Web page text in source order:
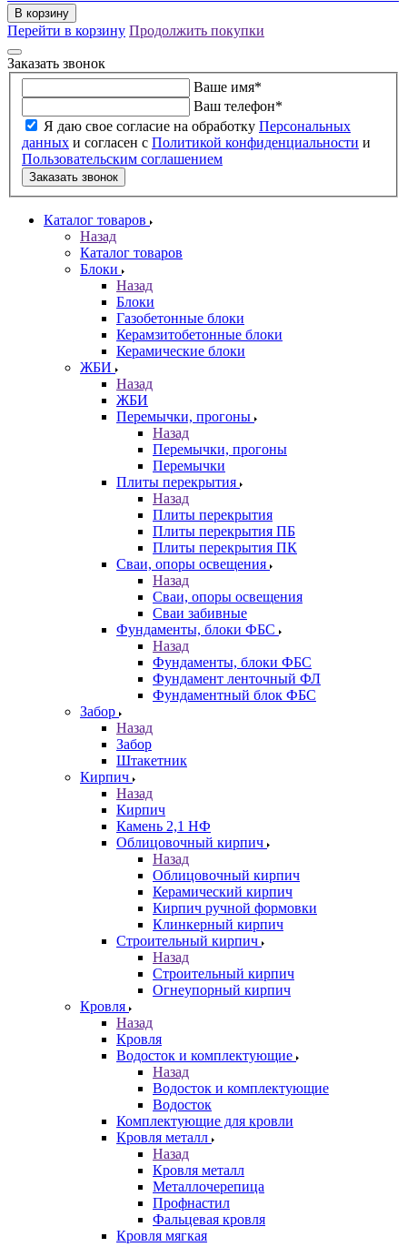
В корзину
Перейти в корзину Продолжить покупки
Заказать звонок
Ваше имя*
Ваш телефон*
Я даю свое согласие на обработку Персональных
данных и согласен с Политикой конфиденциальности и
Пользовательским соглашением
Заказать звонок
Каталог товаров
Назад
Каталог товаров
Блоки
Назад
Блоки
Газобетонные блоки
Керамзитобетонные блоки
Керамические блоки
ЖБИ
Назад
ЖБИ
Перемычки, прогоны
Назад
Перемычки, прогоны
Перемычки
Плиты перекрытия
Назад
Плиты перекрытия
Плиты перекрытия ПБ
Плиты перекрытия ПК
Сваи, опоры освещения
Назад
Сваи, опоры освещения
Сваи забивные
Фундаменты, блоки ФБС
Назад
Фундаменты, блоки ФБС
Фундамент ленточный ФЛ
Фундаментный блок ФБС
Забор
Назад
Забор
Штакетник
Кирпич
Назад
Кирпич
Камень 2,1 НФ
Облицовочный кирпич
Назад
Облицовочный кирпич
Керамический кирпич
Кирпич ручной формовки
Клинкерный кирпич
Строительный кирпич
Назад
Строительный кирпич
Огнеупорный кирпич
Кровля
Назад
Кровля
Водосток и комплектующие
Назад
Водосток и комплектующие
Водосток
Комплектующие для кровли
Кровля металл
Назад
Кровля металл
Металлочерепица
Профнастил
Фальцевая кровля
Кровля мягкая